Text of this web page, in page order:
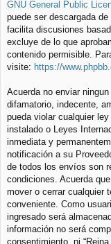
GNU General Public
puede ser descargada de
facilita discusiones
excluye de lo que
contenido permisible.
visite: https://
Acuerda no enviar
difamatorio, indecente,
pueda violar cualquier
instalado o Leyes
inmediata y
notificación a su
de todos los envíos son
condiciones. Acuerda
mover o cerrar cualquier
conveniente. Como
ingresado será
información no será
consentimiento, ni